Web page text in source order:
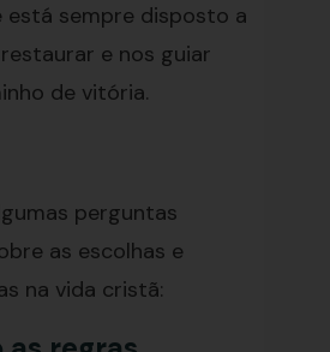
está sempre disposto a
e nos guiar
de vitória.
perguntas
as escolhas e
na vida cristã: